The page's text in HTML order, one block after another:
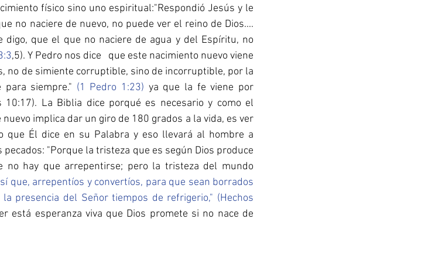
físico sino uno espiritual:"Respondió Jesús y le
no naciere de nuevo, no puede ver el reino de Dios....
digo, que el que no naciere de agua y del Espíritu, no
,5). Y Pedro nos dice   que este nacimiento nuevo viene
no de simiente corruptible, sino de incorruptible, por la
siempre." (1 Pedro 1:23) ya que la fe viene por
10:17). La Biblia dice porqué es necesario y como el
implica dar un giro de 180 grados a la vida, es ver
que Él dice en su Palabra y eso llevará al hombre a
"Porque la tristeza que es según Dios produce
no hay que arrepentirse; pero la tristeza del mundo
que, arrepentíos y convertíos, para que sean borrados
presencia del Señor tiempos de refrigerio," (Hechos
está esperanza viva que Dios promete si no nace de